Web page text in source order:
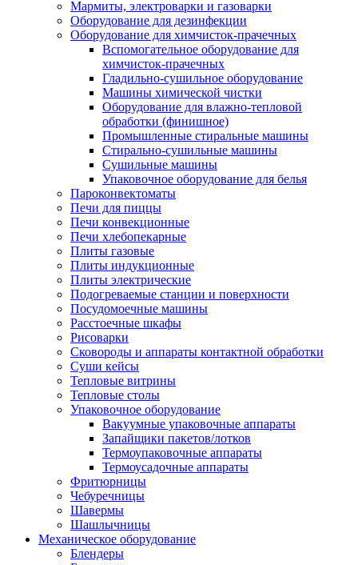
Мармиты, электроварки и газоварки
Оборудование для дезинфекции
Оборудование для химчисток-прачечных
Вспомогательное оборудование для
химчисток-прачечных
Гладильно-сушильное оборудование
Машины химической чистки
Оборудование для влажно-тепловой
обработки (финишное)
Промышленные стиральные машины
Стирально-сушильные машины
Сушильные машины
Упаковочное оборудование для белья
Пароконвектоматы
Печи для пиццы
Печи конвекционные
Печи хлебопекарные
Плиты газовые
Плиты индукционные
Плиты электрические
Подогреваемые станции и поверхности
Посудомоечные машины
Расстоечные шкафы
Рисоварки
Сковороды и аппараты контактной обработки
Суши кейсы
Тепловые витрины
Тепловые столы
Упаковочное оборудование
Вакуумные упаковочные аппараты
Запайщики пакетов/лотков
Термоупаковочные аппараты
Термоусадочные аппараты
Фритюрницы
Чебуречницы
Шавермы
Шашлычницы
Механическое оборудование
Блендеры